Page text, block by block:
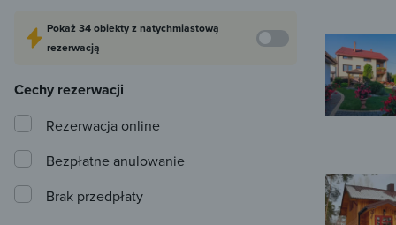
Pokaż34 obiektyz natychmiastową
rezerwacją
Cechy rezerwacji
Rezerwacja online
Bezpłatne anulowanie
Brak przedpłaty